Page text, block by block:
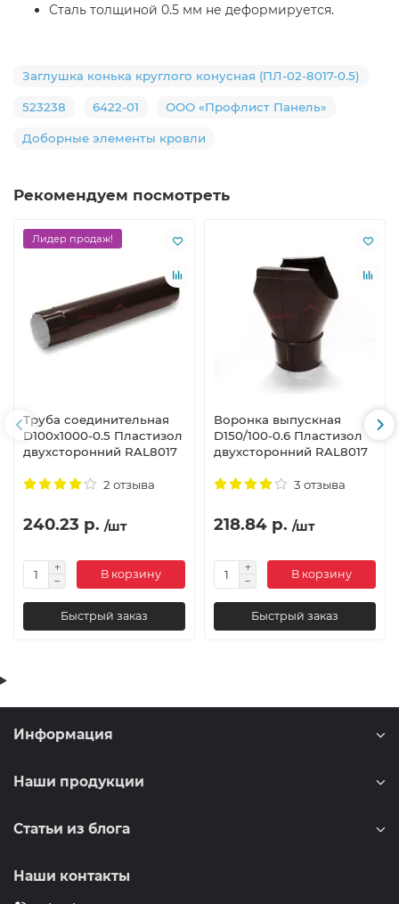
Сталь толщиной 0.5 мм не деформируется.
Заглушка конька круглого конусная (ПЛ-02-8017-0.5)
523238 6422-01 ООО «Профлист Панель»
Доборные элементы кровли
Рекомендуем посмотреть
Лидер продаж!
Труба соединительная
D100х1000-0.5 Пластизол
двухсторонний RAL8017
2 отзыва
240.23 р. /шт
В корзину
Быстрый заказ
Воронка выпускная
D150/100-0.6 Пластизол
двухсторонний RAL8017
3 отзыва
218.84 р. /шт
В корзину
Быстрый заказ
Информация
Наши продукции
Статьи из блога
Наши контакты